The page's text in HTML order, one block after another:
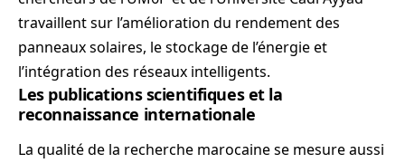
travaillent sur l’amélioration du rendement des
panneaux solaires, le stockage de l’énergie et
l’intégration des réseaux intelligents.
Les publications scientifiques et la
reconnaissance internationale
La qualité de la recherche marocaine se mesure aussi